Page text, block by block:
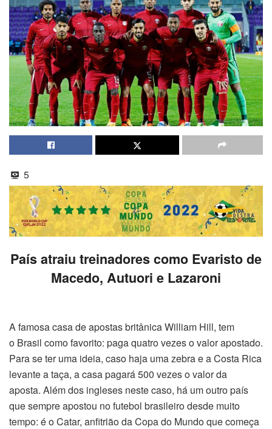
5
País atraiu treinadores como Evaristo de
Macedo, Autuori e Lazaroni
A famosa casa de apostas britânica William Hill, tem
o Brasil como favorito: paga quatro vezes o valor apostado.
Para se ter uma ideia, caso haja uma zebra e a Costa Rica
levante a taça, a casa pagará 500 vezes o valor da
aposta. Além dos ingleses neste caso, há um outro país
que sempre apostou no futebol brasileiro desde muito
tempo: é o Catar, anfitrião da Copa do Mundo que começa